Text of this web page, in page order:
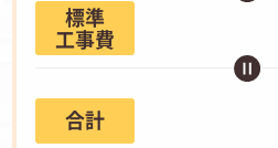
標準
工事費
合計